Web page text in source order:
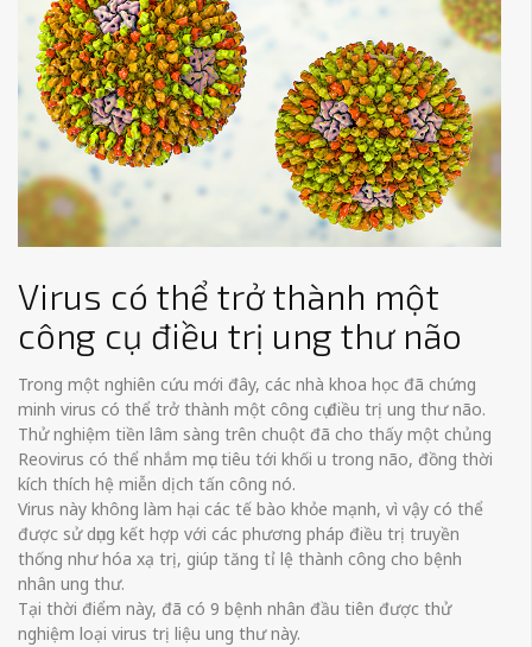
Virus có thể trở thành một
công cụ điều trị ung thư não
Trong một nghiên cứu mới đây, các nhà khoa học đã chứng
minh virus có thể trở thành một công cụ điều trị ung thư não.
Thử nghiệm tiền lâm sàng trên chuột đã cho thấy một chủng
Reovirus có thể nhắm mục tiêu tới khối u trong não, đồng thời
kích thích hệ miễn dịch tấn công nó.
Virus này không làm hại các tế bào khỏe mạnh, vì vậy có thể
được sử dụng kết hợp với các phương pháp điều trị truyền
thống như hóa xạ trị, giúp tăng tỉ lệ thành công cho bệnh
nhân ung thư.
Tại thời điểm này, đã có 9 bệnh nhân đầu tiên được thử
nghiệm loại virus trị liệu ung thư này.